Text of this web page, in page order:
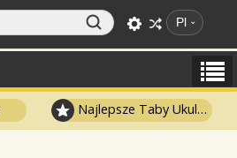
Pl
Najlepsze Taby Ukulele